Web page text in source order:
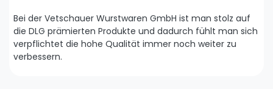
Bei der Vetschauer Wurstwaren GmbH ist man stolz auf
die DLG prämierten Produkte und dadurch fühlt man sich
verpflichtet die hohe Qualität immer noch weiter zu
verbessern.